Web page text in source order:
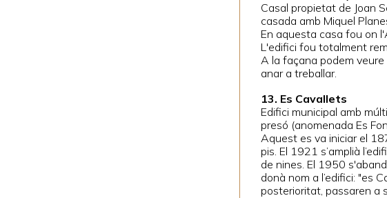
Casal propietat de Joan
casada amb Miquel
En aquesta casa fou on
L'edifici fou totalment
A la façana podem
anar a treballar.
13. Es Cavallets
Edifici municipal amb
presó (anomenada Es
Aquest es va iniciar el
pis. El 1921 s’amplià
de nines. El 1950
donà nom a l’edifici: "es
posterioritat, passaren a